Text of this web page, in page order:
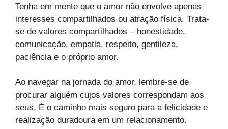
Tenha em mente que o amor não envolve apenas
interesses compartilhados ou atração física. Trata-
se de valores compartilhados – honestidade,
comunicação, empatia, respeito, gentileza,
paciência e o próprio amor.
Ao navegar na jornada do amor, lembre-se de
procurar alguém cujos valores correspondam aos
seus. É o caminho mais seguro para a felicidade e
realização duradoura em um relacionamento.